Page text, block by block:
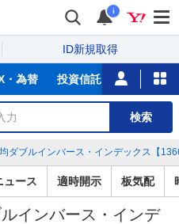
i
ID新規取得
・為替 投資信託 ニュース
検索
ダブルインバース・インデックス【
ュース 適時開示 板気配
インバース・インデ